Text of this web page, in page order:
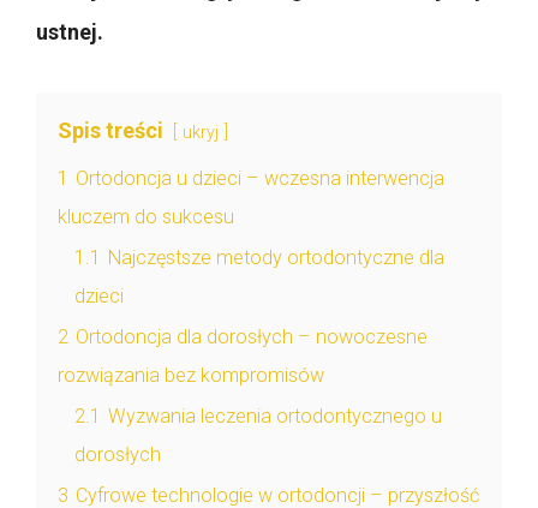
ustnej.
Spis treści ukryj
1 Ortodoncja u dzieci – wczesna interwencja
kluczem do sukcesu
1.1 Najczęstsze metody ortodontyczne dla
dzieci
2 Ortodoncja dla dorosłych – nowoczesne
rozwiązania bez kompromisów
2.1 Wyzwania leczenia ortodontycznego u
dorosłych
3 Cyfrowe technologie w ortodoncji – przyszłość